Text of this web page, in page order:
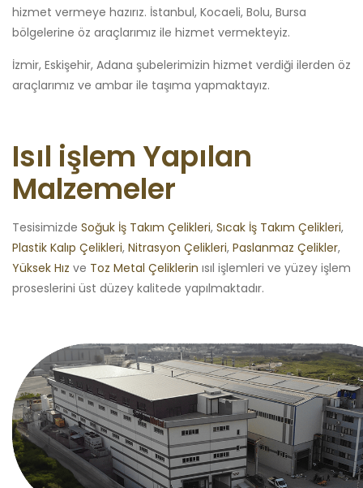
hizmet vermeye hazırız. İstanbul, Kocaeli, Bolu, Bursa
bölgelerine öz araçlarımız ile hizmet vermekteyiz.
İzmir, Eskişehir, Adana şubelerimizin hizmet verdiği ilerden öz
araçlarımız ve ambar ile taşıma yapmaktayız.
Isıl işlem Yapılan
Malzemeler
Tesisimizde Soğuk İş Takım Çelikleri, Sıcak İş Takım Çelikleri,
Plastik Kalıp Çelikleri, Nitrasyon Çelikleri, Paslanmaz Çelikler,
Yüksek Hız ve Toz Metal Çeliklerin ısıl işlemleri ve yüzey işlem
proseslerini üst düzey kalitede yapılmaktadır.